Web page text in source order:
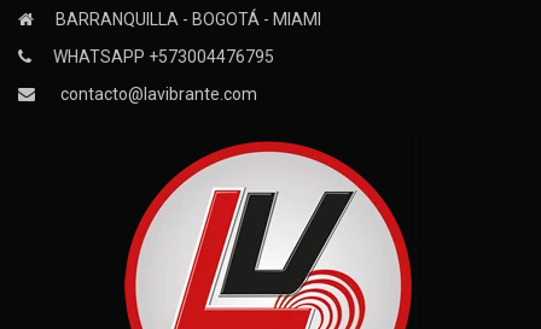
BARRANQUILLA - BOGOTÁ - MIAMI
WHATSAPP +573004476795
contacto@lavibrante.com